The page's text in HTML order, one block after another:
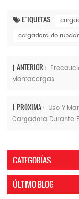
ETIQUETAS :
cargadora de
ANTERIOR :
Montacargas
PRÓXIMA : Uso Y
Cargadora Durante
CATEGORÍAS
ÚLTIMO BLOG